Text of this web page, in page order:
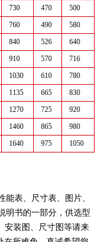
730 470
500
760 490
580
840 526
640
910 570
716
1030 610
780
1135 665
830
1270 725
920
1460 865
980
1640 975 1050
能表、尺寸表、图片、
明书的一部分，供选型
安装图、尺寸图等请来